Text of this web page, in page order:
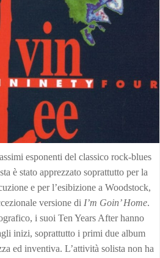
esponenti del classico rock-blues
è stato apprezzato soprattutto per la
e per l’esibizione a Woodstock,
versione di I’m Goin’ Home.
i suoi Ten Years After hanno
inizi, soprattutto i primi due album
ed inventiva. L’attività solista non ha